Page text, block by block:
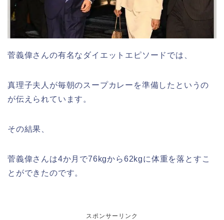
菅義偉さんの有名なダイエットエピソードでは、
真理子夫人が毎朝のスープカレーを準備したというの
が伝えられています。
その結果、
菅義偉さんは4か月で76kgから62kgに体重を落とすこ
とができたのです。
スポンサーリンク